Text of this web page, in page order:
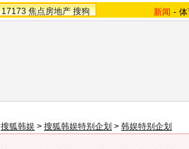
17173 焦点房地产 搜狗 新闻 -
搜狐韩娱 > 搜狐韩娱特别企划 > 韩娱特别企划